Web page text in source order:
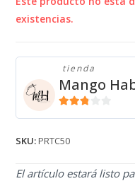
existencias.
tienda
Mango
SKU:PRTC50
El artículo estará listo